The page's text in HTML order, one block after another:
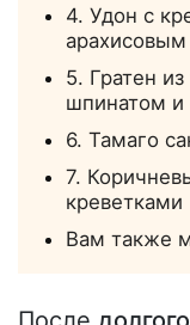
4. Удон с
5. Гратен
шпинатом
6. Тамаго
7.
креветками
Вам также